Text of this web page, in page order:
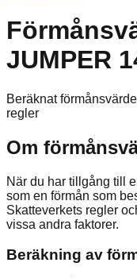
JUMPER
Beräknat
regler
Om
När du har tillgång till
som en förmån som
Skatteverkets regler
vissa andra faktorer.
Beräkning av